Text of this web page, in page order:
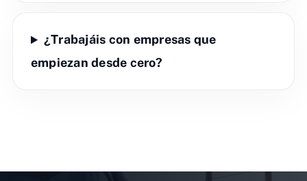
¿Trabajáis con empresas que
empiezan desde cero?